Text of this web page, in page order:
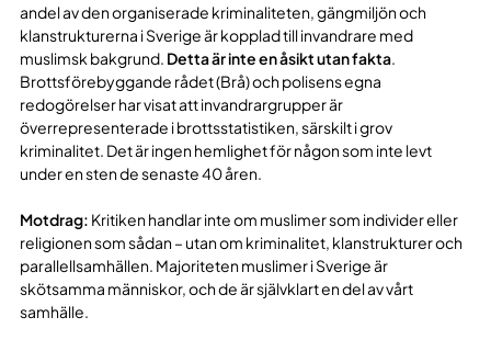
andel av den organiserade kriminaliteten, gängmiljön och
klanstrukturerna i Sverige är kopplad till invandrare med
muslimsk bakgrund. Detta är inte en åsikt utan fakta.
Brottsförebyggande rådet (Brå) och polisens egna
redogörelser har visat att invandrargrupper är
överrepresenterade i brottsstatistiken, särskilt i grov
kriminalitet. Det är ingen hemlighet för någon som inte levt
under en sten de senaste 40 åren.
Motdrag: Kritiken handlar inte om muslimer som individer eller
religionen som sådan – utan om kriminalitet, klanstrukturer och
parallellsamhällen. Majoriteten muslimer i Sverige är
skötsamma människor, och de är självklart en del av vårt
samhälle.